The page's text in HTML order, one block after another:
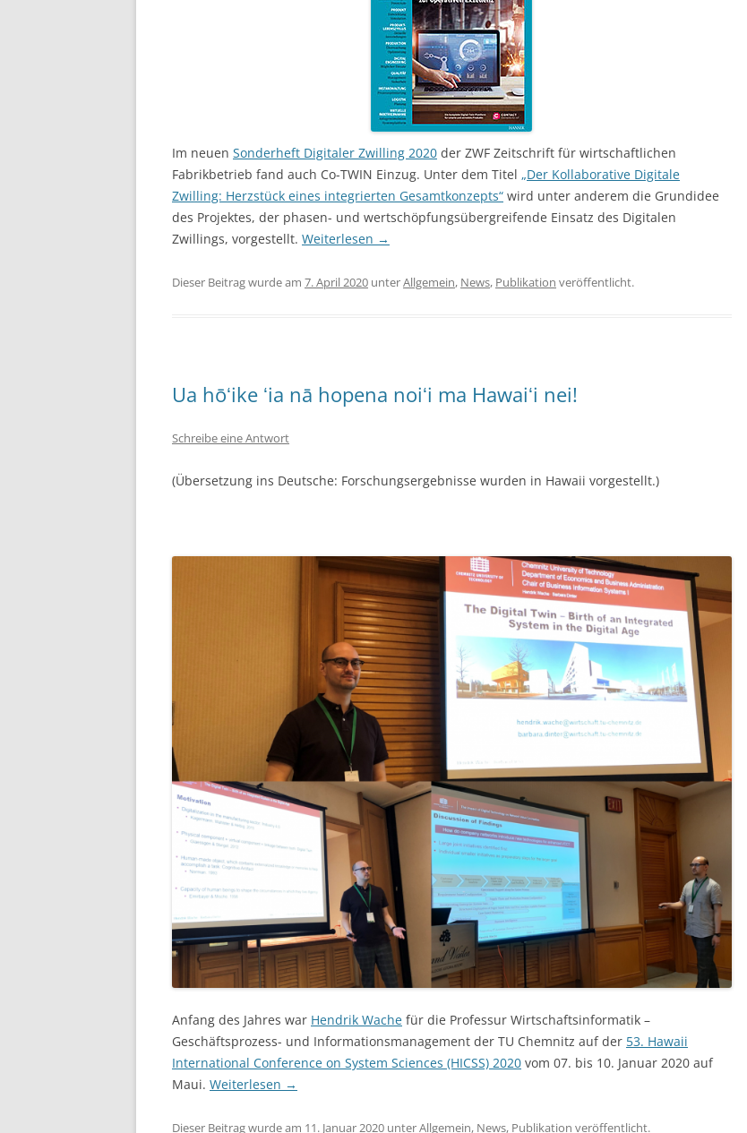
Im neuen Sonderheft Digitaler Zwilling 2020 der ZWF Zeitschrift für wirtschaftlichen
Fabrikbetrieb fand auch Co-TWIN Einzug. Unter dem Titel „Der Kollaborative Digitale
Zwilling: Herzstück eines integrierten Gesamtkonzepts“ wird unter anderem die Grundidee
des Projektes, der phasen- und wertschöpfungsübergreifende Einsatz des Digitalen
Zwillings, vorgestellt. Weiterlesen →
Dieser Beitrag wurde am 7. April 2020 unterAllgemein, News, Publikation veröffentlicht.
Ua hōʻike ʻia nā hopena noiʻi ma Hawaiʻi nei!
Schreibe eine Antwort
(Übersetzung ins Deutsche: Forschungsergebnisse wurden in Hawaii vorgestellt.)
Anfang des Jahres war Hendrik Wache für die Professur Wirtschaftsinformatik –
Geschäftsprozess- und Informationsmanagement der TU Chemnitz auf der 53. Hawaii
International Conference on System Sciences (HICSS) 2020 vom 07. bis 10. Januar 2020 auf
Maui. Weiterlesen →
Dieser Beitrag wurde am 11. Januar 2020 unterAllgemein, News, Publikation veröffentlicht.